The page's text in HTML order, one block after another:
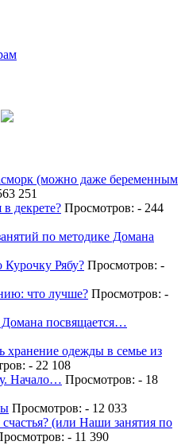
(можно даже беременным
251
декрете? Просмотров: - 244
по методике Домана
Курочку Рябу? Просмотров: -
что лучше? Просмотров: -
посвящается…
хранение одежды в семье из
- 22 108
Начало… Просмотров: - 18
Просмотров: - 12 033
(или Наши занятия по
- 11 390